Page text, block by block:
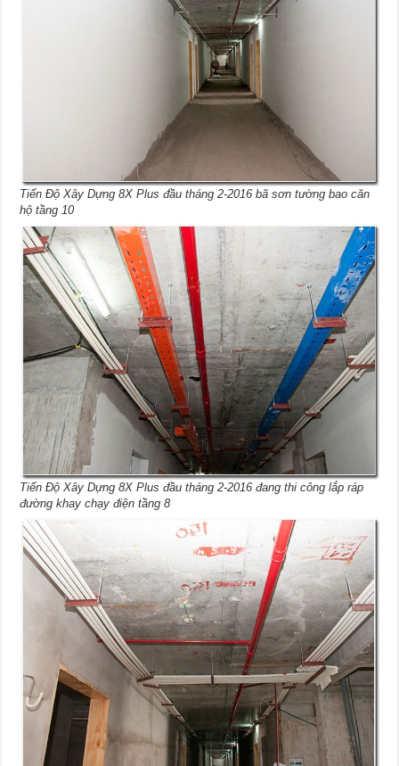
Tiến Độ Xây Dựng 8X Plus đầu tháng 2-2016 bã sơn tường bao căn
hộ tầng 10
Tiến Độ Xây Dựng 8X Plus đầu tháng 2-2016 đang thi công lắp ráp
đường khay chạy điện tầng 8